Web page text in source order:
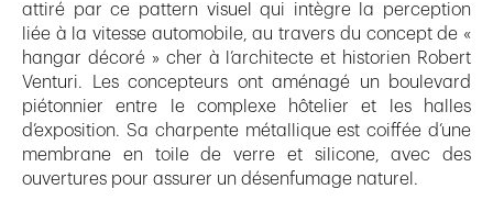
attiré par ce pattern visuel qui intègre la perception
liée à la vitesse automobile, au travers du concept de «
hangar décoré » cher à l’architecte et historien Robert
Venturi. Les concepteurs ont aménagé un boulevard
piétonnier entre le complexe hôtelier et les halles
d’exposition. Sa charpente métallique est coiffée d’une
membrane en toile de verre et silicone, avec des
ouvertures pour assurer un désenfumage naturel.